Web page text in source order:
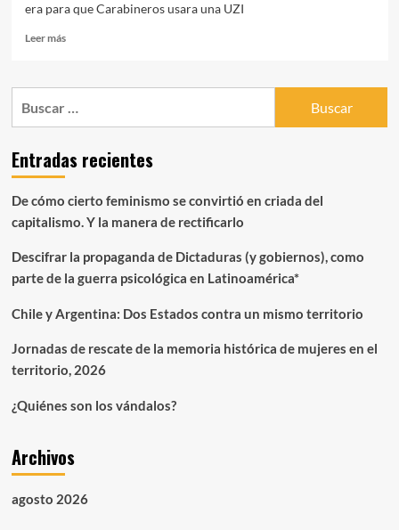
era para que Carabineros usara una UZI
Leer másLeer
Joven
fácil
Entradas recientes
De cómo cierto feminismo se convirtió en criada del
capitalismo. Y la manera de rectificarlo
Descifrar la propaganda de Dictaduras (y gobiernos), como
parte de la guerra psicológica en Latinoamérica*
Chile y Argentina: Dos Estados contra un mismo territorio
Jornadas de rescate de la memoria histórica de mujeres en el
territorio, 2026
¿Quiénes son los vándalos?
Archivos
agosto 2026